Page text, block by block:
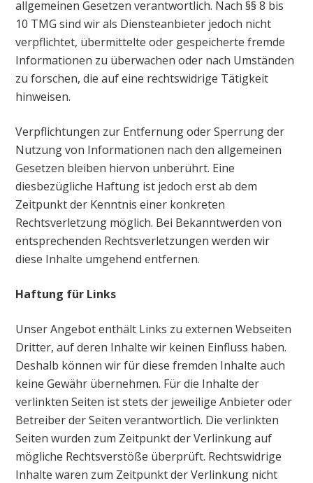
allgemeinen Gesetzen verantwortlich. Nach §§ 8 bis
10 TMG sind wir als Diensteanbieter jedoch nicht
verpflichtet, übermittelte oder gespeicherte fremde
Informationen zu überwachen oder nach Umständen
zu forschen, die auf eine rechtswidrige Tätigkeit
hinweisen.
Verpflichtungen zur Entfernung oder Sperrung der
Nutzung von Informationen nach den allgemeinen
Gesetzen bleiben hiervon unberührt. Eine
diesbezügliche Haftung ist jedoch erst ab dem
Zeitpunkt der Kenntnis einer konkreten
Rechtsverletzung möglich. Bei Bekanntwerden von
entsprechenden Rechtsverletzungen werden wir
diese Inhalte umgehend entfernen.
Haftung für Links
Unser Angebot enthält Links zu externen Webseiten
Dritter, auf deren Inhalte wir keinen Einfluss haben.
Deshalb können wir für diese fremden Inhalte auch
keine Gewähr übernehmen. Für die Inhalte der
verlinkten Seiten ist stets der jeweilige Anbieter oder
Betreiber der Seiten verantwortlich. Die verlinkten
Seiten wurden zum Zeitpunkt der Verlinkung auf
mögliche Rechtsverstöße überprüft. Rechtswidrige
Inhalte waren zum Zeitpunkt der Verlinkung nicht